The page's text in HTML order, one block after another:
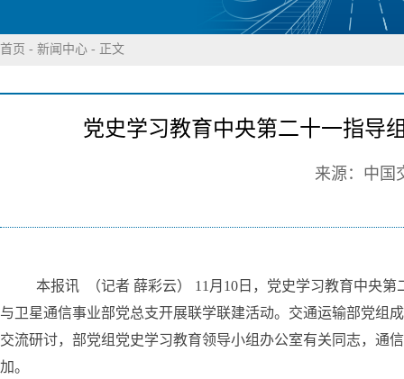
首页 - 新闻中心 - 正文
党史学习教育中央第二十一指导
来源：中国
本报讯 （记者 薛彩云） 11月10日，党史学习教育中央
与卫星通信事业部党总支开展联学联建活动。交通运输部党组
交流研讨，部党组党史学习教育领导小组办公室有关同志，通
加。